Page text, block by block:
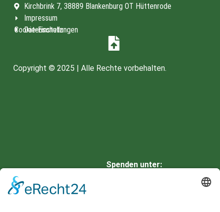
Copyright © 2025 | Alle Rechte vorbehalten.
Kirchbrink 7, 38889 Blankenburg OT Hüttenrode
Impressum
Datenschutz
Cookie-Einstellungen
Spenden unter: